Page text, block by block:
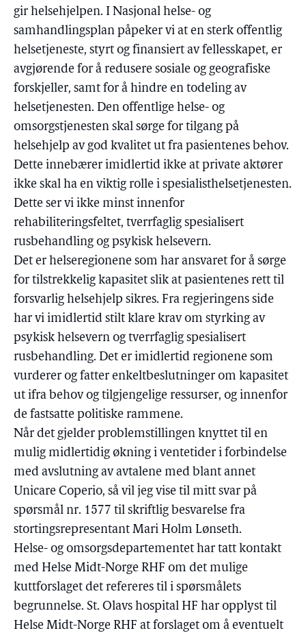
gir helsehjelpen. I Nasjonal helse- og
samhandlingsplan påpeker vi at en sterk offentlig
helsetjeneste, styrt og finansiert av fellesskapet, er
avgjørende for å redusere sosiale og geografiske
forskjeller, samt for å hindre en todeling av
helsetjenesten. Den offentlige helse- og
omsorgstjenesten skal sørge for tilgang på
helsehjelp av god kvalitet ut fra pasientenes behov.
Dette innebærer imidlertid ikke at private aktører
ikke skal ha en viktig rolle i spesialisthelsetjenesten.
Dette ser vi ikke minst innenfor
rehabiliteringsfeltet, tverrfaglig spesialisert
rusbehandling og psykisk helsevern.
Det er helseregionene som har ansvaret for å sørge
for tilstrekkelig kapasitet slik at pasientenes rett til
forsvarlig helsehjelp sikres. Fra regjeringens side
har vi imidlertid stilt klare krav om styrking av
psykisk helsevern og tverrfaglig spesialisert
rusbehandling. Det er imidlertid regionene som
vurderer og fatter enkeltbeslutninger om kapasitet
ut ifra behov og tilgjengelige ressurser, og innenfor
de fastsatte politiske rammene.
Når det gjelder problemstillingen knyttet til en
mulig midlertidig økning i ventetider i forbindelse
med avslutning av avtalene med blant annet
Unicare Coperio, så vil jeg vise til mitt svar på
spørsmål nr. 1577 til skriftlig besvarelse fra
stortingsrepresentant Mari Holm Lønseth.
Helse- og omsorgsdepartementet har tatt kontakt
med Helse Midt-Norge RHF om det mulige
kuttforslaget det refereres til i spørsmålets
begrunnelse. St. Olavs hospital HF har opplyst til
Helse Midt-Norge RHF at forslaget om å eventuelt